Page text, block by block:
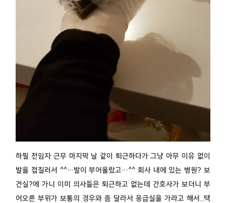
하필 전임자 근무 마지막 날 같이 퇴근하다가 그냥 아무 이유 없이
발을 접질러서 ^^…발이 부어올랐고…^^ 회사 내에 있는 병원? 보
건실?에 가니 이미 의사들은 퇴근하고 없는데 간호사가 보더니 부
어오른 부위가 보통의 경우와 좀 달라서 응급실을 가라고 해서..택